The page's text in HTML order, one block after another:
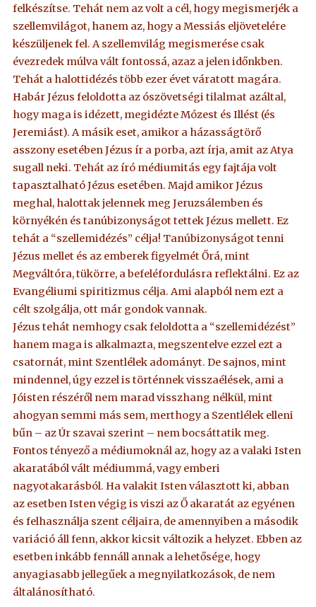
felkészítse. Tehát nem az volt a cél, hogy megismerjék a
szellemvilágot, hanem az, hogy a Messiás eljövetelére
készüljenek fel. A szellemvilág megismerése csak
évezredek múlva vált fontossá, azaz a jelen időnkben.
Tehát a halottidézés több ezer évet váratott magára.
Habár Jézus feloldotta az ószövetségi tilalmat azáltal,
hogy maga is idézett, megidézte Mózest és Illést (és
Jeremiást). A másik eset, amikor a házasságtörő
asszony esetében Jézus ír a porba, azt írja, amit az Atya
sugall neki. Tehát az író médiumitás egy fajtája volt
tapasztalható Jézus esetében. Majd amikor Jézus
meghal, halottak jelennek meg Jeruzsálemben és
környékén és tanúbizonyságot tettek Jézus mellett. Ez
tehát a “szellemidézés” célja! Tanúbizonyságot tenni
Jézus mellet és az emberek figyelmét Őrá, mint
Megváltóra, tükörre, a befeléfordulásra reflektálni. Ez az
Evangéliumi spiritizmus célja. Ami alapból nem ezt a
célt szolgálja, ott már gondok vannak.
Jézus tehát nemhogy csak feloldotta a “szellemidézést”
hanem maga is alkalmazta, megszentelve ezzel ezt a
csatornát, mint Szentlélek adományt. De sajnos, mint
mindennel, úgy ezzel is történnek visszaélések, ami a
Jóisten részéről nem marad visszhang nélkül, mint
ahogyan semmi más sem, merthogy a Szentlélek elleni
bűn – az Úr szavai szerint – nem bocsáttatik meg.
Fontos tényező a médiumoknál az, hogy az a valaki Isten
akaratából vált médiummá, vagy emberi
nagyotakarásból. Ha valakit Isten választott ki, abban
az esetben Isten végig is viszi az Ő akaratát az egyénen
és felhasználja szent céljaira, de amennyiben a második
variáció áll fenn, akkor kicsit változik a helyzet. Ebben az
esetben inkább fennáll annak a lehetősége, hogy
anyagiasabb jellegűek a megnyilatkozások, de nem
általánosítható.